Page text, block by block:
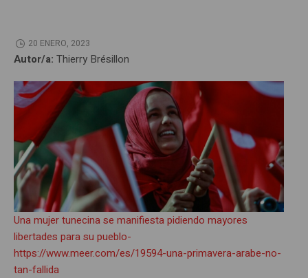
20 ENERO, 2023
Autor/a: Thierry Brésillon
Una mujer tunecina se manifiesta pidiendo mayores
libertades para su pueblo-
https://www.meer.com/es/19594-una-primavera-arabe-no-
tan-fallida